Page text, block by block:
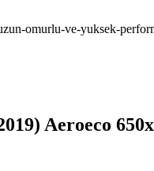
omurlu-ve-yuksek-
Aeroeco